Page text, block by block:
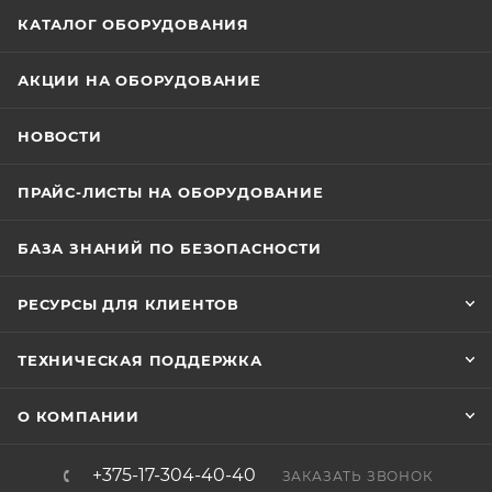
КАТАЛОГ ОБОРУДОВАНИЯ
АКЦИИ НА ОБОРУДОВАНИЕ
НОВОСТИ
ПРАЙС-ЛИСТЫ НА ОБОРУДОВАНИЕ
БАЗА ЗНАНИЙ ПО БЕЗОПАСНОСТИ
РЕСУРСЫ ДЛЯ КЛИЕНТОВ
ТЕХНИЧЕСКАЯ ПОДДЕРЖКА
О КОМПАНИИ
+375-17-304-40-40 ЗАКАЗАТЬ ЗВОНОК